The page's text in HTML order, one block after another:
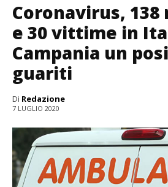
Coronavirus, 138
e 30 vittime in
Campania un
guariti
Di Redazione
7 LUGLIO 2020